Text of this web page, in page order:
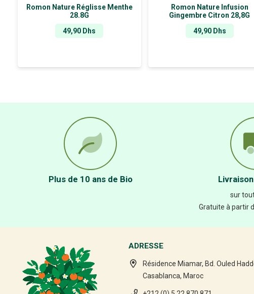
Romon Nature Réglisse Menthe
28.8G
49,90 Dhs
Romon Nature Infusion
Gingembre Citron 28,8G
49,90 Dhs
Plus de 10 ans de Bio
sur
Gratuite à partir
ADRESSE
Résidence Miamar, Bd. Ouled
Casablanca, Maroc